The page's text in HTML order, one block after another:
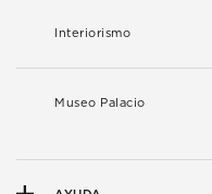
Interiorismo
Museo Palacio